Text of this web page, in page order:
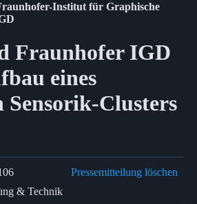
Institut für Graphische
Fraunhofer IGD
eines
Sensorik-Clusters
Pressemitteilung löschen
& Technik